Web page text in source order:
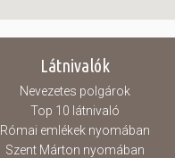
Látnivalók
Nevezetes polgárok
Top 10 látnivaló
Római emlékek nyomában
Szent Márton nyomában